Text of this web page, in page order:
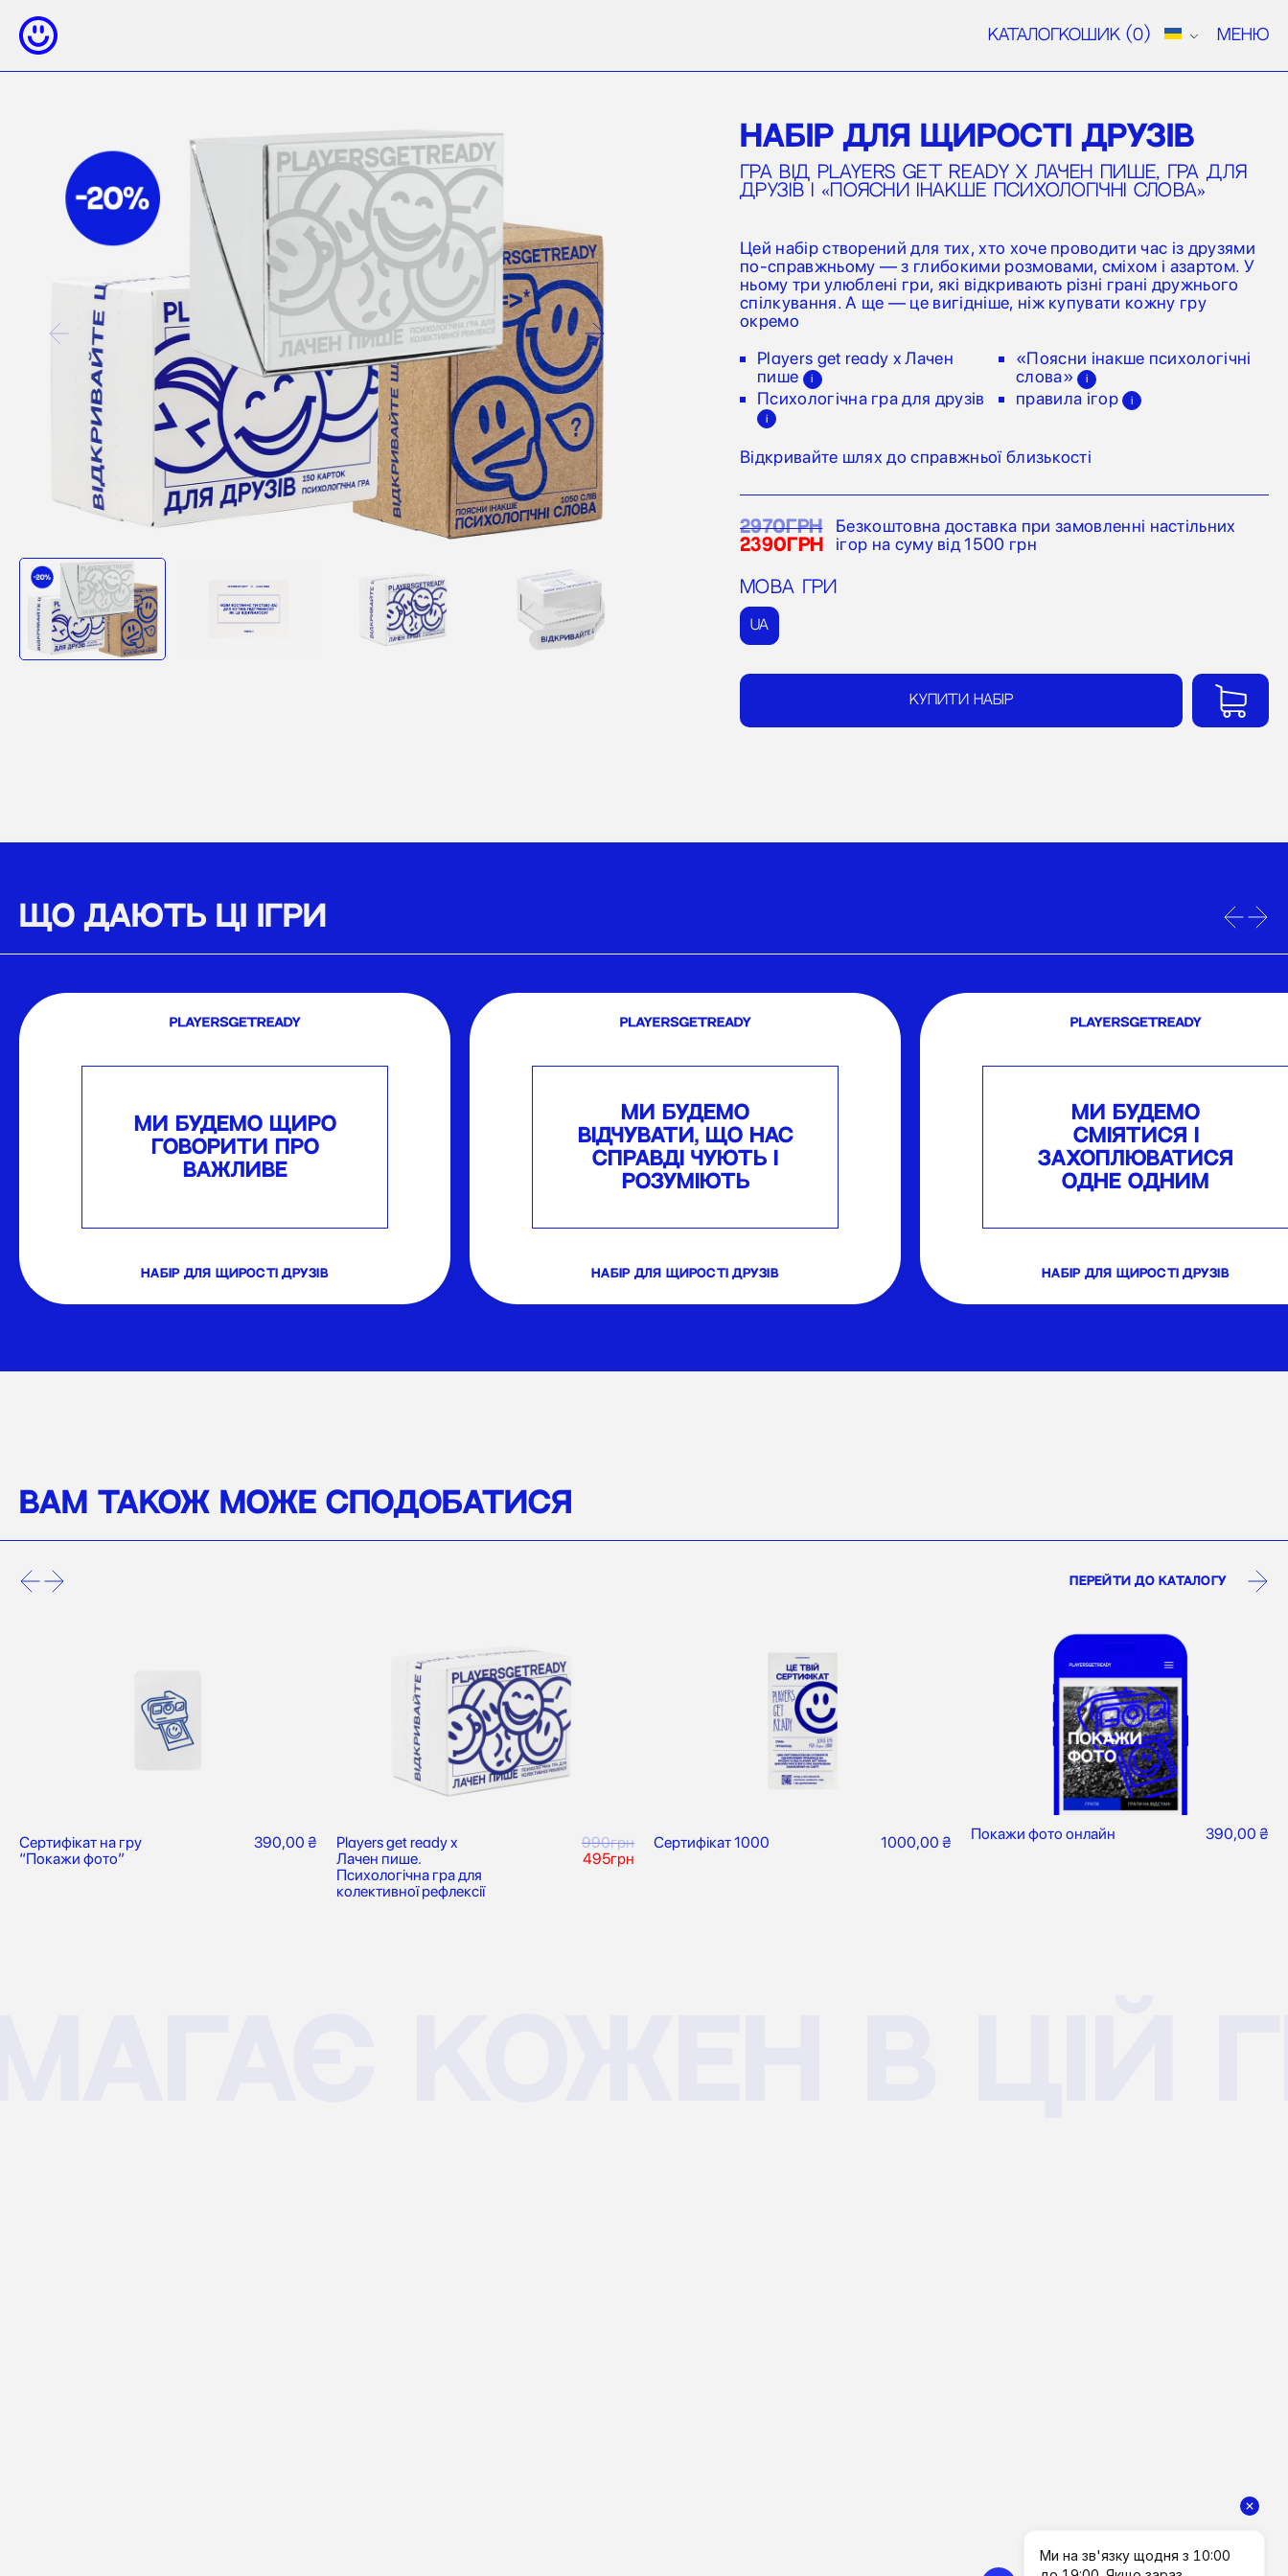
КаталогКошик (0) Меню
НАБІР ДЛЯ ЩИРОСТІ ДРУЗІВ
Гра від Players get ready x Лачен пише, гра для
друзів і «Поясни інакше психологічні слова»
Цей набір створений для тих, хто хоче проводити час із друзями
по-справжньому — з глибокими розмовами, сміхом і азартом. У
ньому три улюблені гри, які відкривають різні грані дружнього
спілкування. А ще — це вигідніше, ніж купувати кожну гру
окремо
Players get ready x Лачен
пише
i
«Поясни інакше психологічні
слова»
i
Психологічна гра для друзів
i
правила ігор i
Відкривайте шлях до справжньої близькості
2970грн
2390грн
Безкоштовна доставка при замовленні настільних
ігор на суму від 1500 грн
Мова гри
UA
Купити набір
ЩО ДАЮТЬ ЦІ ІГРИ
МИ БУДЕМО ЩИРО
ГОВОРИТИ ПРО
ВАЖЛИВЕ
набір для щирості друзів
МИ БУДЕМО
ВІДЧУВАТИ, ЩО НАС
СПРАВДІ ЧУЮТЬ І
РОЗУМІЮТЬ
набір для щирості друзів
МИ БУДЕМО
СМІЯТИСЯ І
ЗАХОПЛЮВАТИСЯ
ОДНЕ ОДНИМ
набір для щирості друзів
ВАМ ТАКОЖ МОЖЕ СПОДОБАТИСЯ
перейти до каталогу
Сертифікат на гру
“Покажи фото”
390,00 ₴
Players get ready x
Лачен пише.
Психологічна гра для
колективної рефлексії
990грн
495грн
Сертифікат 1000 1000,00 ₴ Покажи фото онлайн 390,00 ₴